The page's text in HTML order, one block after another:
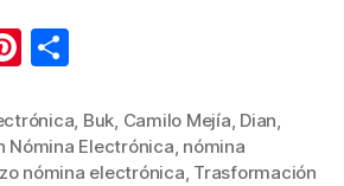
Pi
er
e
m
p
, Buk, Camilo Mejía, Dian,
Nómina Electrónica, nómina
nómina electrónica, Trasformación